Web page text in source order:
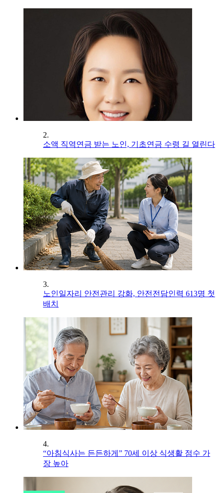
2.
소액 직역연금 받는 노인, 기초연금 수령 길 열린다
3.
노인일자리 안전관리 강화, 안전전담인력 613명 첫
배치
4.
“아침식사는 든든하게” 70세 이상 식생활 점수 가
장 높아